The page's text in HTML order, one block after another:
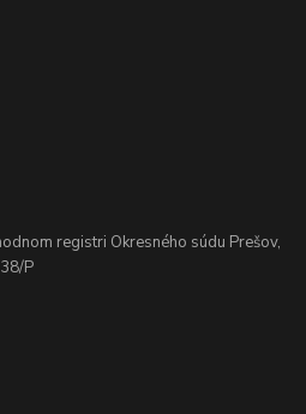
registri Okresného súdu Prešov,
P